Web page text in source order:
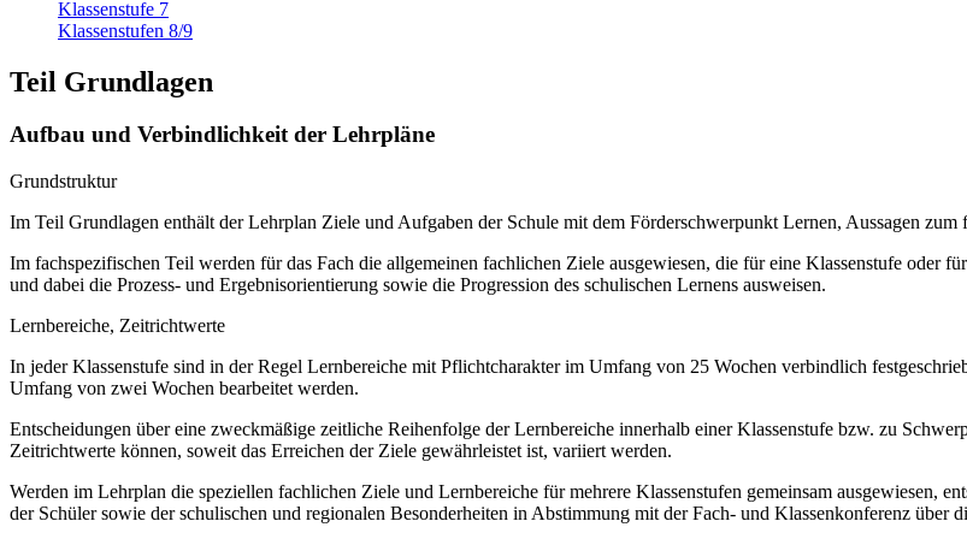
Klassenstufe 7
Klassenstufen 8/9
Teil Grundlagen
Aufbau und Verbindlichkeit der Lehrpläne
Grundstruktur
Im Teil Grundlagen enthält der Lehrplan Ziele und Aufgaben der Schule mit dem Förderschwerpunkt Lernen, Aussagen
Im fachspezifischen Teil werden für das Fach die allgemeinen fachlichen Ziele ausgewiesen, die für eine Klassenstufe oder
und dabei die Prozess- und Ergebnisorientierung sowie die Progression des schulischen Lernens ausweisen.
Lernbereiche, Zeitrichtwerte
In jeder Klassenstufe sind in der Regel Lernbereiche mit Pflichtcharakter im Umfang von 25 Wochen verbindlich
Umfang von zwei Wochen bearbeitet werden.
Entscheidungen über eine zweckmäßige zeitliche Reihenfolge der Lernbereiche innerhalb einer Klassenstufe bzw. zu
Zeitrichtwerte können, soweit das Erreichen der Ziele gewährleistet ist, variiert werden.
Werden im Lehrplan die speziellen fachlichen Ziele und Lernbereiche für mehrere Klassenstufen gemeinsam ausgewiesen,
der Schüler sowie der schulischen und regionalen Besonderheiten in Abstimmung mit der Fach- und Klassenkonferenz über